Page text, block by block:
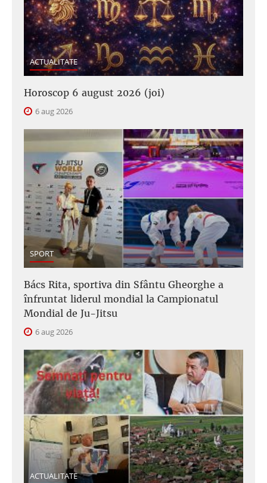
ACTUALITATE
Horoscop 6 august 2026 (joi)
6 aug 2026
SPORT
Bács Rita, sportiva din Sfântu Gheorghe a
înfruntat liderul mondial la Campionatul
Mondial de Ju-Jitsu
6 aug 2026
ACTUALITATE